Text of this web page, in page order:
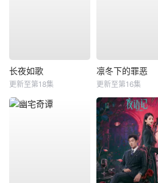
长夜如歌
更新至第18集
凛冬下的罪恶
更新至第16集